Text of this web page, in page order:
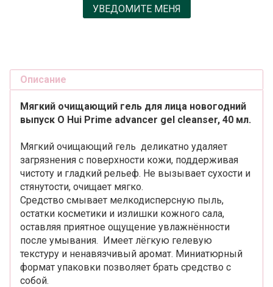
УВЕДОМИТЕ МЕНЯ
Описание
Мягкий очищающий гель для лица новогодний
выпуск O Hui Prime advancer gel cleanser, 40 мл.
Мягкий очищающий гель деликатно удаляет
загрязнения с поверхности кожи, поддерживая
чистоту и гладкий рельеф. Не вызывает сухости и
стянутости, очищает мягко.
Средство смывает мелкодисперсную пыль,
остатки косметики и излишки кожного сала,
оставляя приятное ощущение увлажнённости
после умывания. Имеет лёгкую гелевую
текстуру и ненавязчивый аромат. Миниатюрный
формат упаковки позволяет брать средство с
собой.